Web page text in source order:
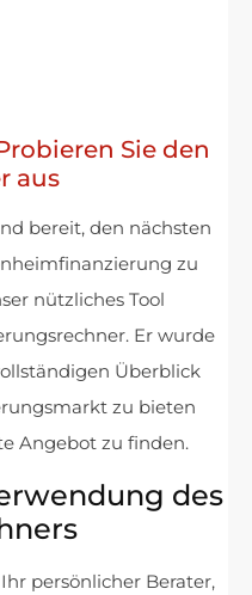
Sie den
aus
bereit, den nächsten
zu
nützliches Tool
Er wurde
Überblick
zu bieten
Angebot zu finden.
des
persönlicher Berater,